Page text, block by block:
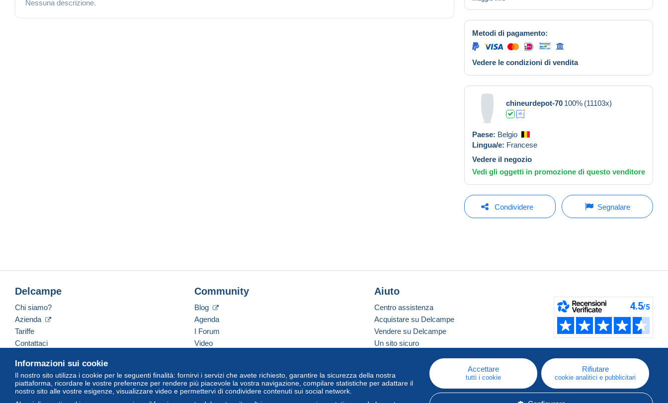
Nessuna descrizione.
Metodi di pagamento:
Vedere le condizioni di vendita
chineurdepot-70 100% (11103x)
Paese: Belgio
Lingua/e: Francese
Vedere il negozio
Vedi gli oggetti in promozione di questo venditore
Condividere Segnalare
Informazioni sui cookie
Il nostro sito utilizza i cookie per le seguenti finalità: fornirvi i servizi che avete richiesto, garantire la sicurezza della nostra
piattaforma, ricordare le vostre preferenze per rendere più piacevole la vostra navigazione, compilare statistiche per adattare il
nostro sito alle vostre esigenze, visualizzare video e permettervi di condividere contenuti sui social network.
Accettare
tutti i cookie
Rifiutare
cookie analitici e pubblicitari
Delcampe
Chi siamo?
Azienda
Tariffe
Contattaci
Community
Blog
Agenda
I Forum
Video
Aiuto
Centro assistenza
Acquistare su Delcampe
Vendere su Delcampe
Un sito sicuro
Italiano USD America/Indiana/Vevay Versione standard